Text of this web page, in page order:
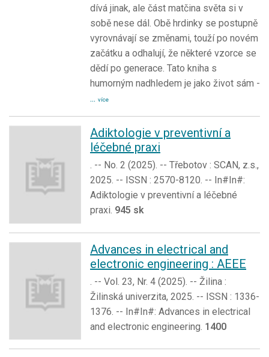
dívá jinak, ale část matčina světa si v
sobě nese dál. Obě hrdinky se postupně
vyrovnávají se změnami, touží po novém
začátku a odhalují, že některé vzorce se
dědí po generace. Tato kniha s
humorným nadhledem je jako život sám -
... více
Adiktologie v preventivní a
léčebné praxi
. -- No. 2 (2025). -- Třebotov : SCAN, z.s.,
2025. -- ISSN : 2570-8120. -- In#In#:
Adiktologie v preventivní a léčebné
praxi. 945 sk
Advances in electrical and
electronic engineering : AEEE
. -- Vol. 23, Nr. 4 (2025). -- Žilina :
Žilinská univerzita, 2025. -- ISSN : 1336-
1376. -- In#In#: Advances in electrical
and electronic engineering. 1400